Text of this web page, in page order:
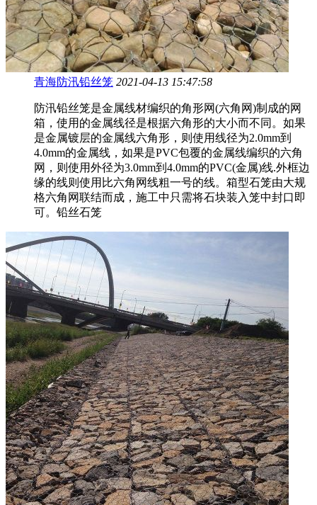
青海防汛铅丝笼 2021-04-13 15:47:58
防汛铅丝笼是金属线材编织的角形网(六角网)制成的网
箱，使用的金属线径是根据六角形的大小而不同。如果
是金属镀层的金属线六角形，则使用线径为2.0mm到
4.0mm的金属线，如果是PVC包覆的金属线编织的六角
网，则使用外径为3.0mm到4.0mm的PVC(金属)线.外框边
缘的线则使用比六角网线粗一号的线。箱型石笼由大规
格六角网联结而成，施工中只需将石块装入笼中封口即
可。铅丝石笼